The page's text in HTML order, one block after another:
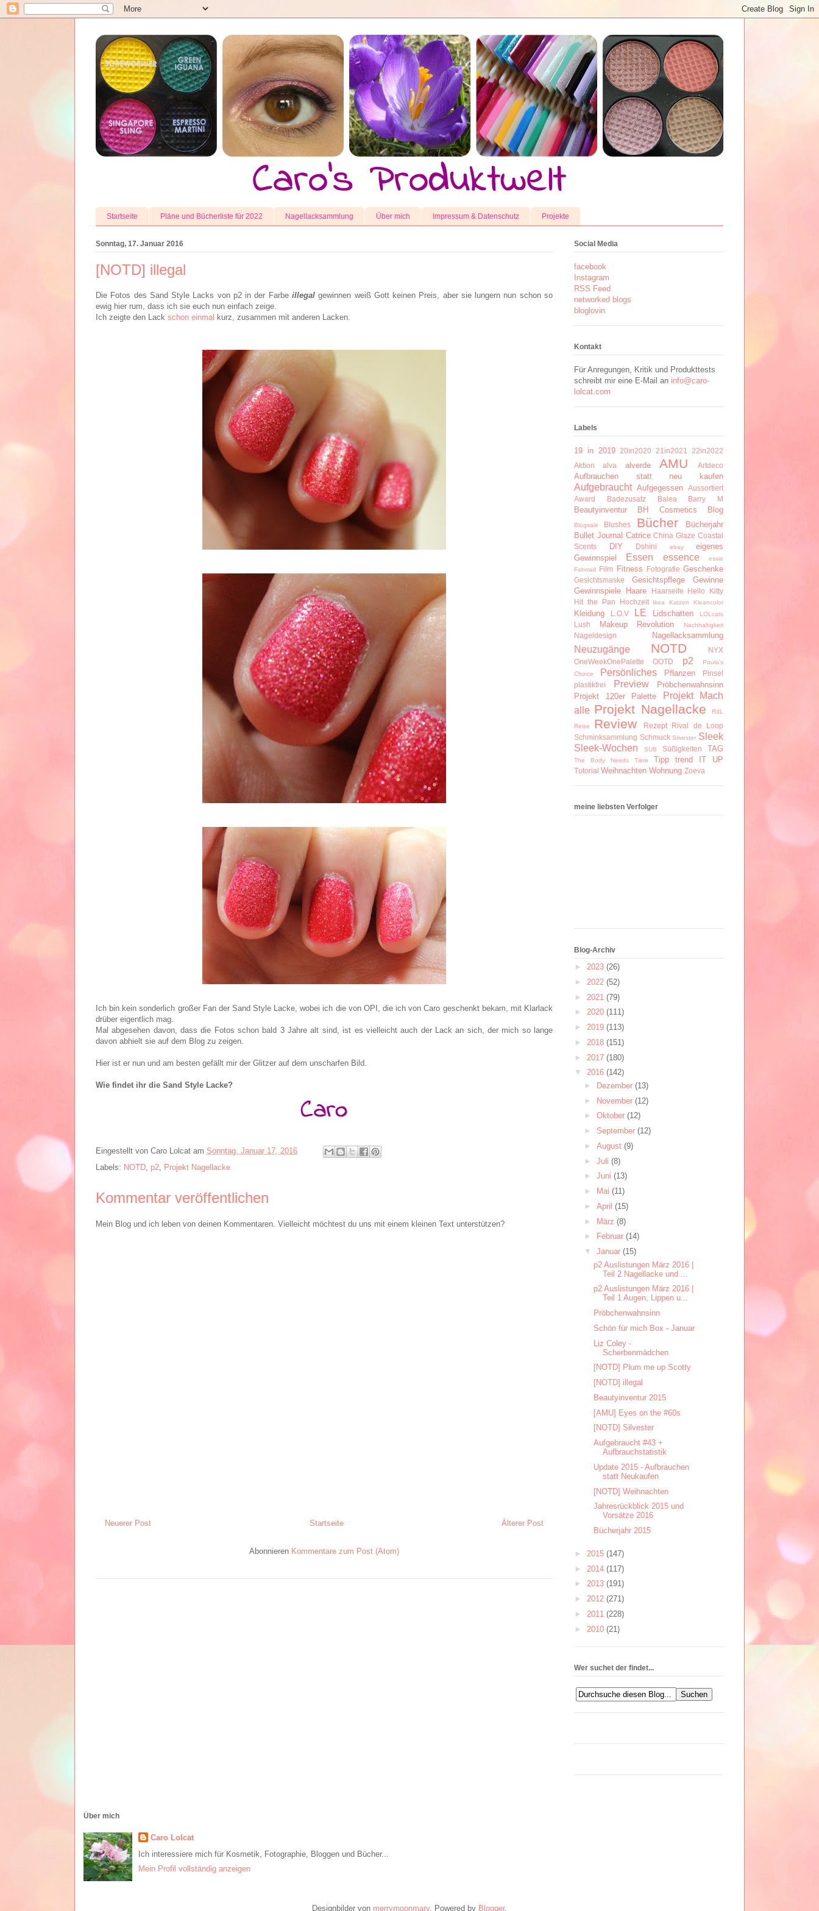
Startseite Pläne und Bücherliste für 2022 Nagellacksammlung Über mich Impressum & Datenschutz Projekte
Sonntag, 17. Januar 2016
[NOTD] illegal
Die Fotos des Sand Style Lacks von p2 in der Farbe illegalgewinnen weiß Gott keinen Preis, aber sie lungern nun schon so
ewig hier rum, dass ich sie euch nun einfach zeige.
Ich zeigte den Lack schon einmal kurz, zusammen mit anderen Lacken.
Ich bin kein sonderlich großer Fan der Sand Style Lacke, wobei ich die von OPI, die ich von Caro geschenkt bekam, mit Klarlack
drüber eigentlich mag.
Mal abgesehen davon, dass die Fotos schon bald 3 Jahre alt sind, ist es vielleicht auch der Lack an sich, der mich so lange
davon abhielt sie auf dem Blog zu zeigen.
Hier ist er nun und am besten gefällt mir der Glitzer auf dem unscharfen Bild.
Wie findet ihr die Sand Style Lacke?
Eingestellt von Caro Lolcat am Sonntag, Januar 17, 2016
Labels: NOTD, p2, Projekt Nagellacke
Kommentar veröffentlichen
Mein Blog und ich leben von deinen Kommentaren. Vielleicht möchtest du uns mit einem kleinen Text unterstützen?
Neuerer Post Älterer Post
Startseite
Abonnieren Kommentare zum Post (Atom)
Social Media
facebook
Instagram
RSS Feed
networked blogs
bloglovin
Kontakt
Für Anregungen, Kritik und Produkttests
schreibt mir eine E-Mail an info@caro-
lolcat.com
Labels
19 in 2019 20in2020 21in2021
22in2022
Aktion
alva alverde AMU Artdeco
Aufbrauchen statt neu kaufen
Aufgebraucht Aufgegessen
Aussortiert
Award
Badezusatz Balea Barry M
Beautyinventur BH Cosmetics Blog
Blogsale Blushes Bücher
Bücherjahr
Bullet Journal Catrice China Glaze Coastal
Scents
DIY Dshini ebay
eigenes
Gewinnspiel
Essen essence
essie
Fahrrad
Film Fitness Fotografie Geschenke
Gesichtsmaske Gesichtspflege
Gewinne
Gewinnspiele
Haare Haarseife
Hello Kitty
Hit the Pan
Hochzeit Ikea Katzen Kleancolor
Kleidung L.O.V LE Lidschatten LOLcats
Lush Makeup Revolution Nachhaltigkeit
Nageldesign Nagellacksammlung
Neuzugänge NOTD
NYX
OneWeekOnePalette
OOTD p2
Paula's
Choice
Persönliches Pflanzen
Pinsel
plastikfrei
Preview
Pröbchenwahnsinn
Projekt 120er Palette
Projekt Mach
alle Projekt Nagellacke RdL
Reise Review Rezept
Rival de Loop
Schminksammlung Schmuck Silvester Sleek
Sleek-Wochen
SUB Süßigkeiten TAG
The Body Needs Tiere Tipp trend IT UP
Tutorial Weihnachten Wohnung Zoeva
meine liebsten Verfolger
Blog-Archiv
► 2023 (26)
► 2022 (52)
► 2021 (79)
► 2020 (111)
► 2019 (113)
► 2018 (151)
► 2017 (180)
▼ 2016 (142)
►
Dezember (13)
► November (12)
► Oktober (12)
► September (12)
► August (9)
► Juli (8)
► Juni (13)
►
Mai (11)
► April (15)
► März (8)
►
Februar (14)
▼ Januar (15)
p2 Auslistungen März 2016 |
Teil 2 Nagellacke und ...
p2 Auslistungen März 2016 |
Teil 1 Augen, Lippen u...
Pröbchenwahnsinn
Schön für mich Box - Januar
Liz Coley -
Scherbenmädchen
[NOTD] Plum me up Scotty
[NOTD] illegal
Beautyinventur 2015
[AMU] Eyes on the #60s
[NOTD] Silvester
Aufgebraucht #43 +
Aufbrauchstatistik
Update 2015 - Aufbrauchen
statt Neukaufen
[NOTD] Weihnachten
Jahresrückblick 2015 und
Vorsätze 2016
Bücherjahr 2015
► 2015 (147)
► 2014 (117)
► 2013 (191)
► 2012 (271)
► 2011 (228)
► 2010 (21)
Wer suchet der findet...
Über mich
Caro Lolcat
Ich interessiere mich für Kosmetik, Fotographie, Bloggen und Bücher...
Mein Profil vollständig anzeigen
Designbilder von merrymoonmary. Powered by Blogger.